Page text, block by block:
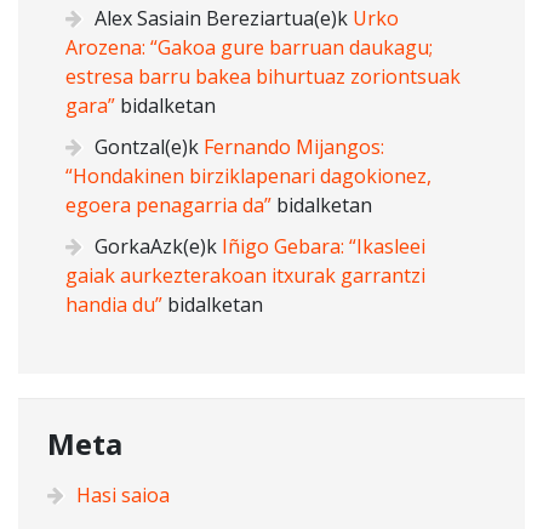
Alex Sasiain Bereziartua(e)k Urko
Arozena: “Gakoa gure barruan daukagu;
estresa barru bakea bihurtuaz zoriontsuak
gara” bidalketan
Gontzal(e)k Fernando Mijangos:
“Hondakinen birziklapenari dagokionez,
egoera penagarria da” bidalketan
GorkaAzk(e)k Iñigo Gebara: “Ikasleei
gaiak aurkezterakoan itxurak garrantzi
handia du” bidalketan
Meta
Hasi saioa